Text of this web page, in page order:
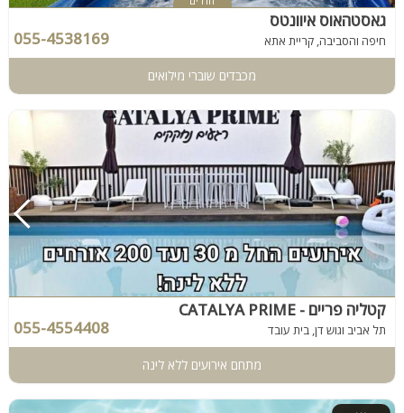
גאסטהאוס איוונטס
חיפה והסביבה, קריית אתא 055-4538169
מכבדים שוברי מילואים
קטליה פריים - CATALYA PRIME
תל אביב וגוש דן, בית עובד 055-4554408
מתחם אירועים ללא לינה